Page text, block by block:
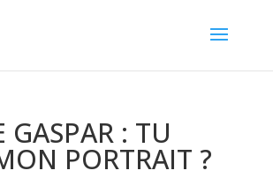
GASPAR : TU
PORTRAIT ?